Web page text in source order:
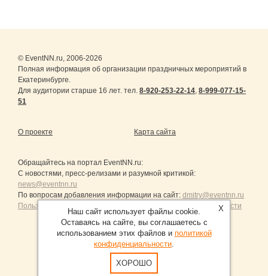
© EventNN.ru, 2006-2026
Полная информация об организации праздничных мероприятий в
Екатеринбурге.
Для аудитории старше 16 лет. тел. 8-920-253-22-14, 8-999-077-15-
51
О проекте Карта сайта
Обращайтесь на портал EventNN.ru:
С новостями, пресс-релизами и разумной критикой:
news@eventnn.ru
По вопросам добавления информации на сайт: dmitry@eventnn.ru
Пользовательское Соглашение и политика конфиденциальности
Продвижение сайтов Санкт-Петербург
X
Наш сайт использует файлы cookie.
Оставаясь на сайте, вы соглашаетесь с
использованием этих файлов и политикой
конфиденциальности.
ХОРОШО